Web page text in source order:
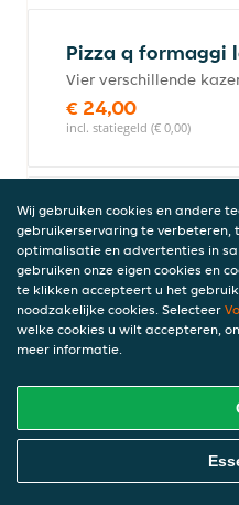
Pizza q formaggi
Vier verschillende
€ 24,00
incl. statiegeld (€ 0,00)
Pizza daniela
Ham, salami, ei.
€ 22,50
incl. statiegeld (€ 0,00)
Pizza margherita
€ 17,50
Online
Wij gebruiken cookies en andere
gebruikerservaring te verbeteren,
optimalisatie en advertenties in
gebruiken onze eigen cookies en
te klikken accepteert u het
noodzakelijke cookies. Selecteer
welke cookies u wilt accepteren,
meer informatie.